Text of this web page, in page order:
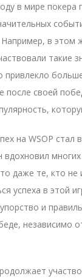
в мире покера
в этом
такие
привлекло
после своей
на WSOP
вдохновил
даже те, кто
успеха в этой
и
независимо